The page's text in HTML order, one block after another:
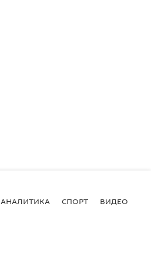
АНАЛИТИКА СПОРТ ВИДЕО